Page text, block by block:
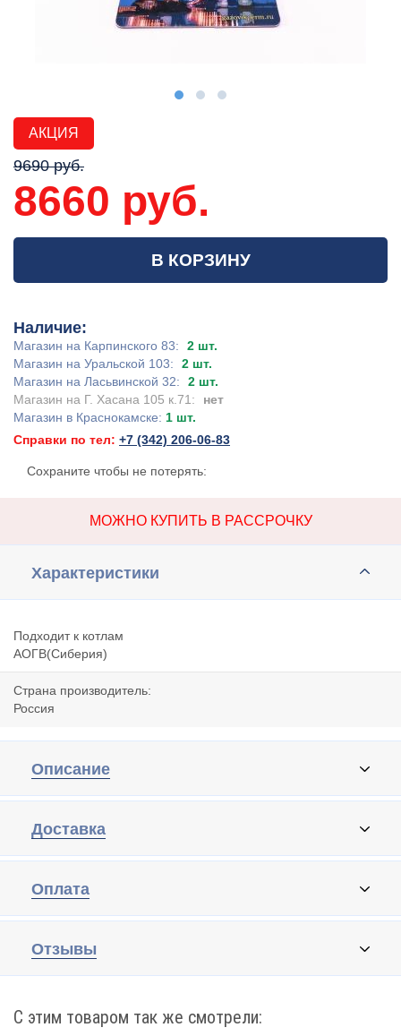
АКЦИЯ
9690 руб.
8660 руб.
В КОРЗИНУ
Наличие:
Магазин на Карпинского 83:
2 шт.
Магазин на Уральской 103:
2 шт.
Магазин на Ласьвинской 32:
2 шт.
Магазин на Г. Хасана 105 к.71:
нет
Магазин в Краснокамске: 1 шт.
Справки по тел: +7 (342) 206-06-83
Сохраните чтобы не потерять:
МОЖНО КУПИТЬ В РАССРОЧКУ
Характеристики
Подходит к котлам
АОГВ(Сиберия)
Страна производитель:
Россия
Описание
Доставка
Оплата
Отзывы
С этим товаром так же смотрели: